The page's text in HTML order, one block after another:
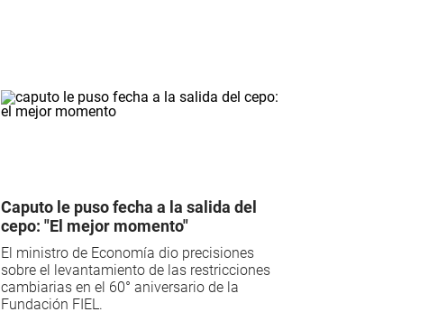
Caputo le puso fecha a la salida del
cepo: "El mejor momento"
El ministro de Economía dio precisiones
sobre el levantamiento de las restricciones
cambiarias en el 60° aniversario de la
Fundación FIEL.